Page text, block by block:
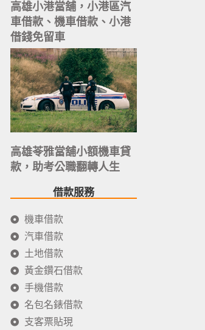
高雄小港當舖，小港區汽
車借款、機車借款、小港
借錢免留車
高雄苓雅當舖小額機車貸
款，助考公職翻轉人生
借款服務
機車借款
汽車借款
土地借款
黃金鑽石借款
手機借款
名包名錶借款
支客票貼現